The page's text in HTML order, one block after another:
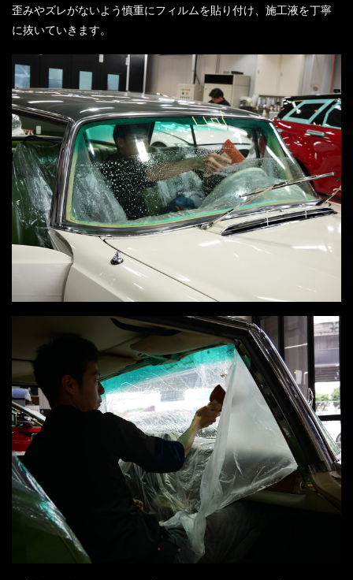
歪みやズレがないよう慎重にフィルムを貼り付け、施工液を丁寧
に抜いていきます。